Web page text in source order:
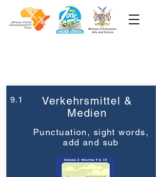
9.1
Verkehrsmittel &
Medien
Punctuation, sight words,
add and sub